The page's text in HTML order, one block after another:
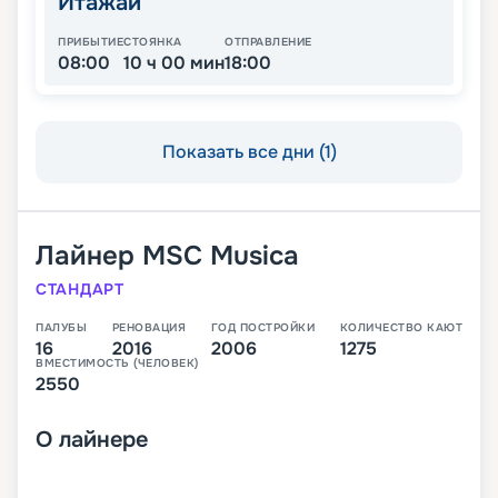
ПРИБЫТИЕ
08:00
СТОЯНКА
10 ч 00 мин
ОТПРАВЛЕНИЕ
18:00
Показать все дни (1)
Лайнер MSC Musica
СТАНДАРТ
ПАЛУБЫ
16
РЕНОВАЦИЯ
2016
ГОД ПОСТРОЙКИ
2006
КОЛИЧЕСТВО КАЮТ
1275
ВМЕСТИМОСТЬ (ЧЕЛОВЕК)
2550
О лайнере